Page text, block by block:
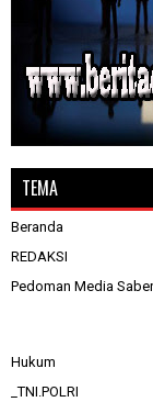
TEMA
Beranda
REDAKSI
Pedoman Media Saber
Hukum
_TNI.POLRI